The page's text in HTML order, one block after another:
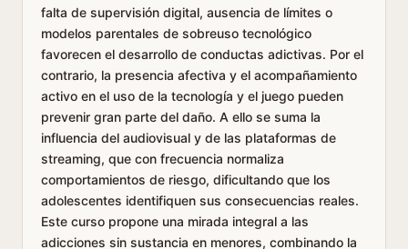
falta de supervisión digital, ausencia de límites o
modelos parentales de sobreuso tecnológico
favorecen el desarrollo de conductas adictivas. Por el
contrario, la presencia afectiva y el acompañamiento
activo en el uso de la tecnología y el juego pueden
prevenir gran parte del daño. A ello se suma la
influencia del audiovisual y de las plataformas de
streaming, que con frecuencia normaliza
comportamientos de riesgo, dificultando que los
adolescentes identifiquen sus consecuencias reales.
Este curso propone una mirada integral a las
adicciones sin sustancia en menores, combinando la